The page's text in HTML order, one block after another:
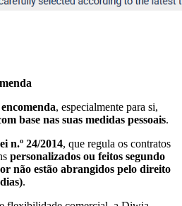
, especialmente para si,
base nas suas medidas pessoais.
n.º 24/2014, que regula os contratos
personalizados ou feitos segundo
não estão abrangidos pelo direito
.